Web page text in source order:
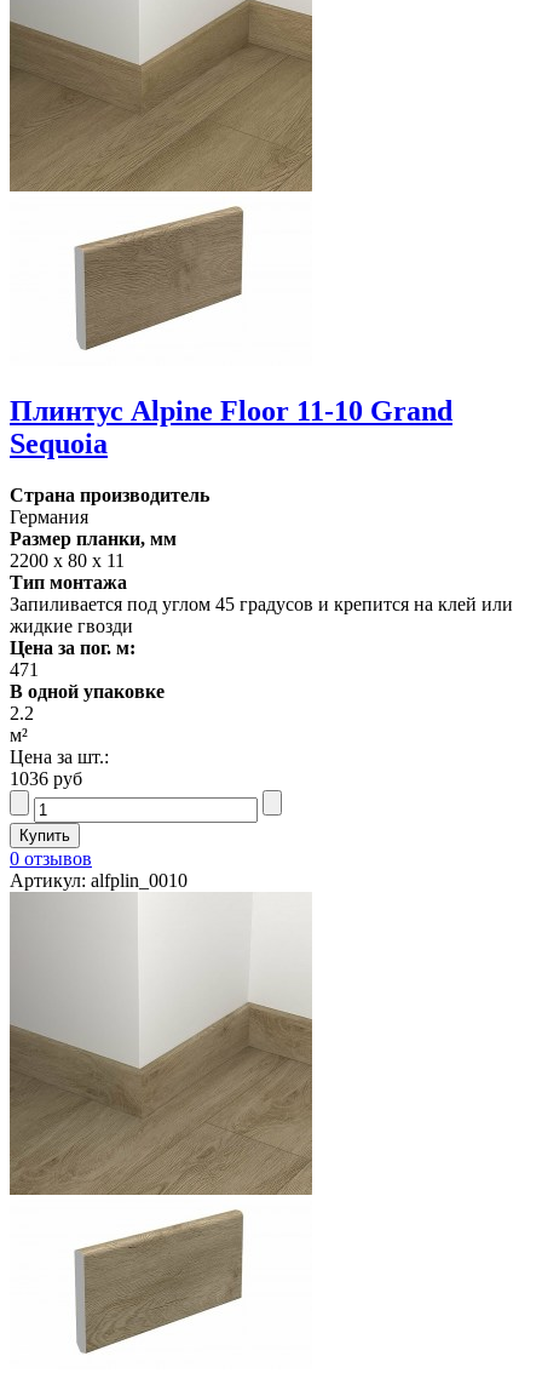
Плинтус Alpine Floor 11-10 Grand
Sequoia
Страна производитель
Германия
Размер планки, мм
2200 х 80 х 11
Тип монтажа
Запиливается под углом 45 градусов и крепится на клей или
жидкие гвозди
Цена за пог. м:
471
В одной упаковке
2.2
м²
Цена за шт.:
1036 руб
0 отзывов
Артикул: alfplin_0010